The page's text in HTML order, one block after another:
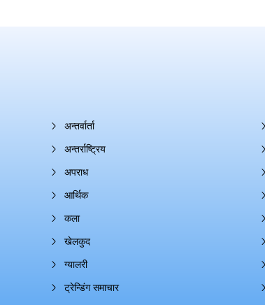
अन्तर्वार्ता
अन्तर्राष्ट्रिय
अपराध
आर्थिक
कला
खेलकुद
ग्यालरी
ट्रेन्डिंग समाचार